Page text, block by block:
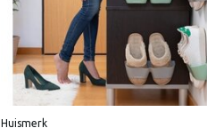
Huismerk